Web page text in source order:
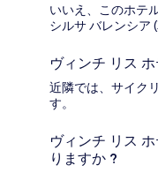
いいえ、このホテ
シルサ バレンシア
ヴィンチ リス
近隣では、サイク
す。
ヴィンチ リス
りますか ?